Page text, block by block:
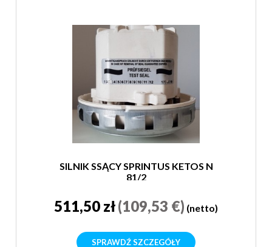
SILNIK SSĄCY SPRINTUS KETOS N
81/2
511,50 zł(109,53 €) (netto)
SPRAWDŹ SZCZEGÓŁY